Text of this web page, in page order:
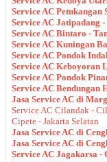
Service AC Petukangan
Service AC Jatipadang
Service AC Bintaro -
Service AC Kuningan
Service AC Pondok
Service AC Keboyoran
Service AC Pondok
Service AC Bendungan
Jasa Service AC di
Service AC Cilandak -
Cipete - Jakarta Selatan
Jasa Service AC di
Jasa Service AC di
Service AC Jagakarsa -